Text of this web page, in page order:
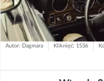
Autor: Dagmara Kliknięć: 1536